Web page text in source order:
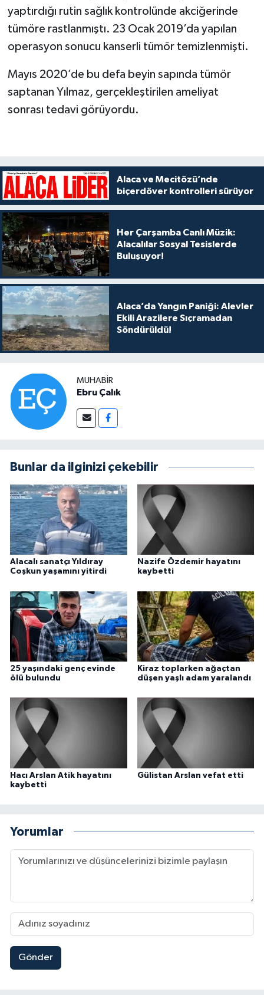
yaptırdığı rutin sağlık kontrolünde akciğerinde
tümöre rastlanmıştı. 23 Ocak 2019’da yapılan
operasyon sonucu kanserli tümör temizlenmişti.
Mayıs 2020’de bu defa beyin sapında tümör
saptanan Yılmaz, gerçekleştirilen ameliyat
sonrası tedavi görüyordu.
Alaca ve Mecitözü’nde
biçerdöver kontrolleri sürüyor
Her Çarşamba Canlı Müzik:
Alacalılar Sosyal Tesislerde
Buluşuyor!
Alaca’da Yangın Paniği: Alevler
Ekili Arazilere Sıçramadan
Söndürüldü!
MUHABIR
Ebru Çalık
Bunlar da ilginizi çekebilir
Alacalı sanatçı Yıldıray
Coşkun yaşamını yitirdi
Nazife Özdemir hayatını
kaybetti
25 yaşındaki genç evinde
ölü bulundu
Kiraz toplarken ağaçtan
düşen yaşlı adam yaralandı
Hacı Arslan Atik hayatını
kaybetti
Gülistan Arslan vefat etti
Yorumlar
Gönder